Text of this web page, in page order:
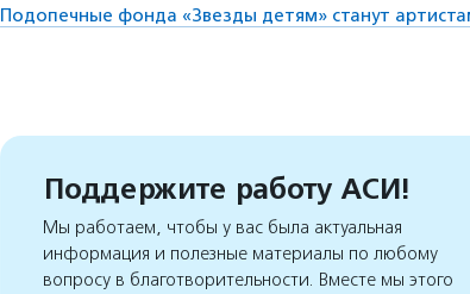
Подопечные фонда «Звезды детям» станут
Поддержите работу АСИ!
Мы работаем, чтобы у вас была актуальная
информация и полезные материалы по любому
вопросу в благотворительности. Вместе мы этого